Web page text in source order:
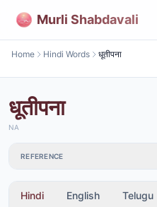
Murli Shabdavali
Home Hindi Words धूतीपना
धूतीपना
NA
REFERENCE
Hindi English Telugu